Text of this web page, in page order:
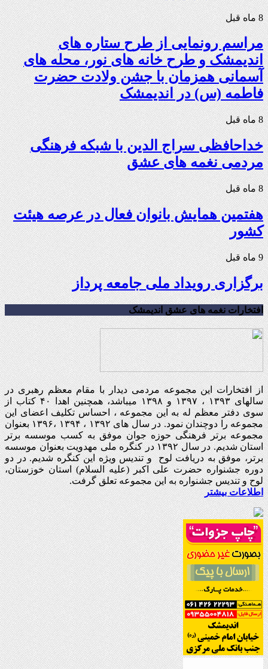
8 ماه قبل
مراسم رونمایی از طرح ستاره های
اندیمشک و طرح خانه های نور، محله های
آسمانی همزمان با جشن ولادت حضرت
فاطمه (س) در اندیمشک
8 ماه قبل
خداحافظی سراج الدین با شبکه فرهنگی
مردمی نغمه های عشق
8 ماه قبل
هفتمین همایش بانوان فعال در عرصه‌ هیئت
کشور
9 ماه قبل
برگزاری رویداد ملی جامعه پرداز
افتخارات نغمه های عشق اندیمشک
از افتخارات این مجموعه مردمی دیدار با مقام معظم رهبری در
سالهای ۱۳۹۳ ، ۱۳۹۷ و ۱۳۹۸ میباشد، همچنین اهدا ۴۰ کتاب از
سوی دفتر معظم له به این مجموعه ، احساس تکلیف اعضای این
مجموعه را دوچندان نمود. در سال های ۱۳۹۲ ، ۱۳۹۴ ،۱۳۹۶ بعنوان
مجموعه برتر فرهنگی حوزه جوان موفق به کسب موسسه برتر
استان شدیم. در سال ۱۳۹۲ در کنگره ملی مهدویت بعنوان موسسه
برتر، موفق به دریافت لوح و تندیس ویژه این کنگره شدیم. در دو
دوره جشنواره حضرت علی اکبر (علیه السلام) استان خوزستان،
لوح و تندیس جشنواره به این مجموعه تعلق گرفت.
اطلاعات بیشتر